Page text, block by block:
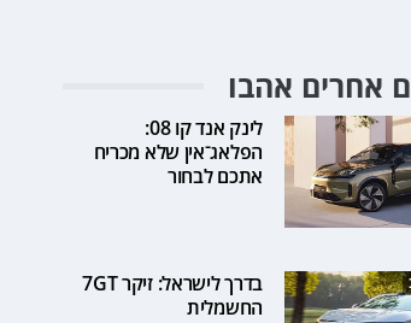
אחרים אהבו
לינק אנד קו 08:
הפלאג־אין שלא מכריח
אתכם לבחור
בדרך לישראל: זיקר 7GT
החשמלית